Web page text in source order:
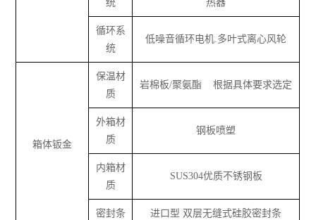
统 热器
循环系
统
低噪音循环电机.多叶式离心风轮
箱体钣金
保温材
质
岩棉板/聚氨酯 根据具体要求选定
外箱材
质
钢板喷塑
内箱材
质
SUS304优质不锈钢板
密封条 进口型 双层无缝式硅胶密封条